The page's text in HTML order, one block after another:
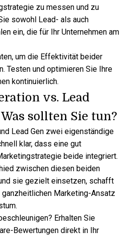
zu messen und zu
sowohl Lead- als auch
ein, die für Ihr Unternehmen am
um die Effektivität beider
Testen und optimieren Sie Ihre
kontinuierlich.
vs. Lead
sollten Sie tun?
Lead Gen zwei eigenständige
klar, dass eine gut
beide integriert.
zwischen diesen beiden
sie gezielt einsetzen, schafft
ganzheitlichen Marketing-Ansatz
Erhalten Sie
Bewertungen direkt in Ihr